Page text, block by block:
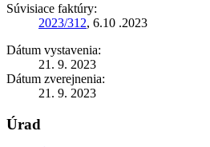
Súvisiace faktúry:
2023/312, 6.10 .2023
Dátum vystavenia:
21. 9. 2023
Dátum zverejnenia:
21. 9. 2023
Úrad